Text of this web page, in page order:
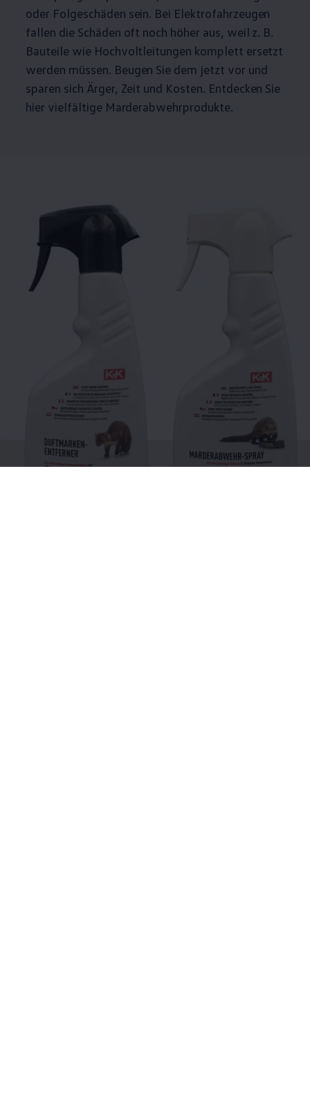
oder Folgeschäden sein. Bei Elektrofahrzeugen
fallen die Schäden oft noch höher aus, weil z. B.
Bauteile wie Hochvoltleitungen komplett ersetzt
werden müssen. Beugen Sie dem jetzt vor und
sparen sich Ärger, Zeit und Kosten. Entdecken Sie
hier vielfältige Marderabwehrprodukte.